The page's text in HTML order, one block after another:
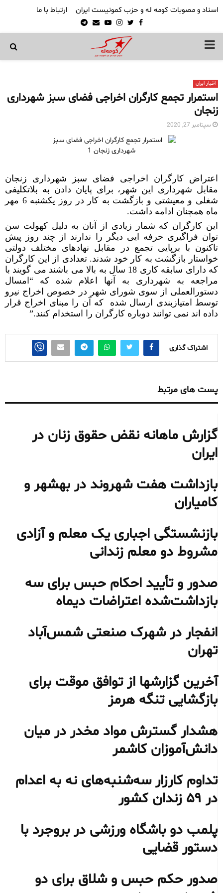
اسناد و مصوبات کومه له و حزب کمونیست ایران ارتباط با ما
Facebook
Twitter
Instagram
Youtube
Email
Telegram
PRIMARY
اخبار ایران
استمرار تجمع کارگران اخراجی فضای سبز شهرداری
زنجان
سپتامبر 27, 2020
اعتراض کارگران اخراجی فضای سبز شهرداری زنجان
مقابل شهرداری این شهر، برای پایان دادن به بلاتکلیفی
شغلی و معیشتی و بازگشت به کار در روز یکشنبه 6 مهر
ماه همچنان ادامه داشت.
این کارگران که شمار زیادی از آنان به دلیل کهولت سن
توان فراگیری حرفه ایی دیگر را ندارند از چند روز پیش
تاکنون با برپایی تجمع در مقابل نهادهای مختلف دولتی
خواستار بازگشت به کار خود شدند. تعدادی از این کارگران
که دارای سابقه کاری 18 سال به بالا می باشند می گویند با
مراجعه به شهرداری به آنها اعلام شده که “امسال
دستورالعملی از سوی شورای شهر در خصوص اخراج نیرو
توسط امتیازبندی ارسال شده
که آن را مبنای اخراج قرار
داده اند نمی توانند دوباره کارگران را استخدام کنند.”
اشتراک گذاری
پست های مرتبط
گزارش ماهانه نقض حقوق زنان در
ایران
بازداشت هفت شهروند در بهشهر و
کامیاران
بازنشستگی اجباری یک معلم و آزادی
مشروط دو معلم زندانی
صدور و تأیید احکام حبس برای سه
بازداشت‌شده اعتراضات دیماه
انفجار در شهرک صنعتی شمس‌آباد
تهران
آخرین گزارشها از توافق موقت برای
بازگشایی تنگه هرمز
هشدار گسترش مواد مخدر در میان
دانش‌آموزان کاشمر
تداوم کارزار سه‌شنبه‌های نه به اعدام
در ۵۹ زندان کشور
پلمب دو باشگاه ورزشی در بروجرد با
دستور قضایی
صدور حکم حبس و شلاق برای دو